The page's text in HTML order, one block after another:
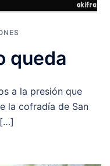
queda
a la presión que
la cofradía de San